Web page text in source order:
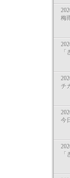
梅
チ
今